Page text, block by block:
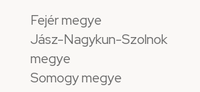
Fejér megye
Jász-Nagykun-Szolnok
megye
Somogy megye